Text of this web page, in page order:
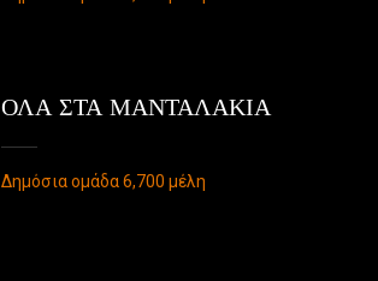
ΟΛΑ ΣΤΑ ΜΑΝΤΑΛΑΚΙΑ
Δημόσια ομάδα 6,700 μέλη